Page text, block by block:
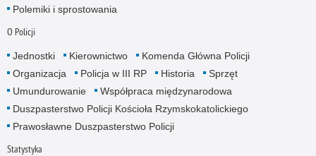
Polemiki i sprostowania
O Policji
Jednostki Kierownictwo
Komenda Główna Policji
Organizacja
Policja w III RP Historia
Sprzęt
Umundurowanie
Współpraca międzynarodowa
Duszpasterstwo Policji Kościoła Rzymskokatolickiego
Prawosławne Duszpasterstwo Policji
Statystyka